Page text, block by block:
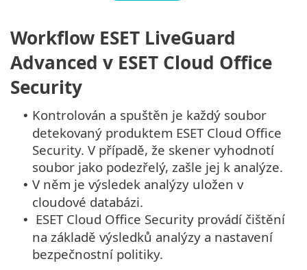
Workflow ESET LiveGuard
Advanced v ESET Cloud Office
Security
• Kontrolován a spuštěn je každý soubor
detekovaný produktem ESET Cloud Office
Security. V případě, že skener vyhodnotí
soubor jako podezřelý, zašle jej k analýze.
• V něm je výsledek analýzy uložen v
cloudové databázi.
•
ESET Cloud Office Security provádí čištění
na základě výsledků analýzy a nastavení
bezpečnostní politiky.